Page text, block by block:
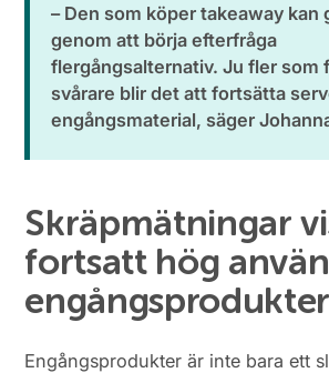
– Den som köper takeaway kan
genom att börja efterfråga
flergångsalternativ. Ju fler som
svårare blir det att fortsätta
engångsmaterial, säger
Skräpmätningar
fortsatt hög
engångsprodukter
Engångsprodukter är inte bara ett